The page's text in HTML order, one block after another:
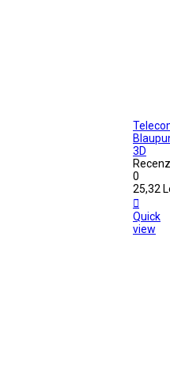
3D
0
25,32

Quick
view